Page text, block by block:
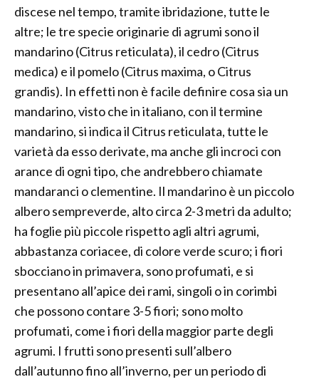
discese nel tempo, tramite ibridazione, tutte le
altre; le tre specie originarie di agrumi sono il
mandarino (Citrus reticulata), il cedro (Citrus
medica) e il pomelo (Citrus maxima, o Citrus
grandis). In effetti non è facile definire cosa sia un
mandarino, visto che in italiano, con il termine
mandarino, si indica il Citrus reticulata, tutte le
varietà da esso derivate, ma anche gli incroci con
arance di ogni tipo, che andrebbero chiamate
mandaranci o clementine. Il mandarino è un piccolo
albero sempreverde, alto circa 2-3 metri da adulto;
ha foglie più piccole rispetto agli altri agrumi,
abbastanza coriacee, di colore verde scuro; i fiori
sbocciano in primavera, sono profumati, e si
presentano all’apice dei rami, singoli o in corimbi
che possono contare 3-5 fiori; sono molto
profumati, come i fiori della maggior parte degli
agrumi. I frutti sono presenti sull’albero
dall’autunno fino all’inverno, per un periodo di